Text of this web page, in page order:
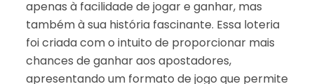
apenas à facilidade de jogar e ganhar, mas
também à sua história fascinante. Essa loteria
foi criada com o intuito de proporcionar mais
chances de ganhar aos apostadores,
apresentando um formato de jogo que permite